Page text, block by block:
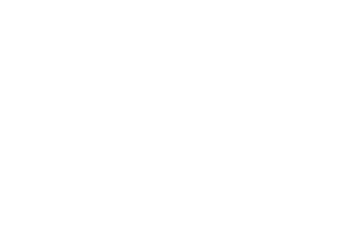
vousky pomáhají
kočka vejde do
→